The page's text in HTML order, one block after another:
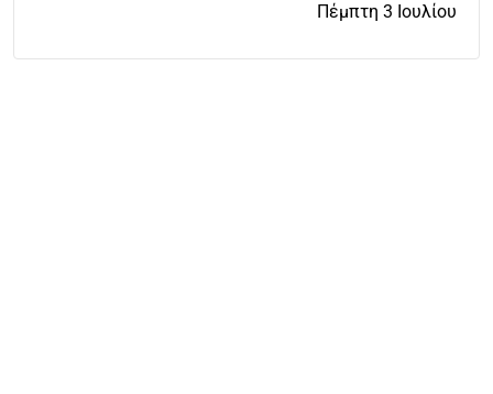
Πέμπτη 3 Ιουλίου